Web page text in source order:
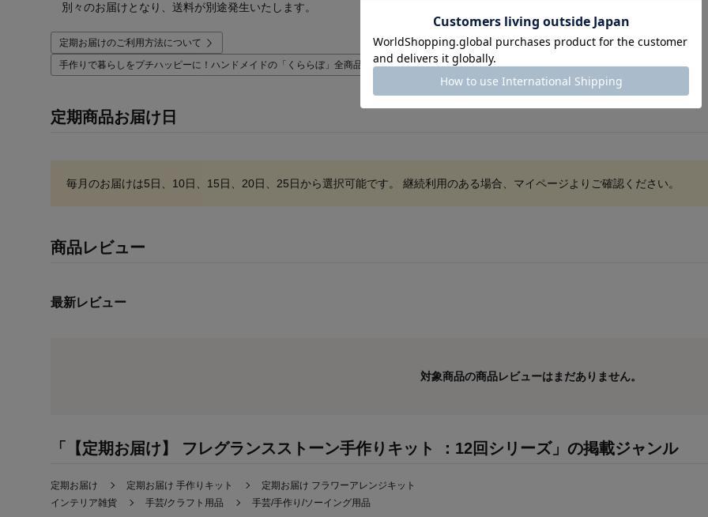
別々のお届けとなり、送料が別途発生いたします。
定期お届けのご利用方法について
手作りで暮らしをプチハッピーに！ハンドメイドの「くららぼ」全商品
定期商品お届け日
毎月のお届けは5日、10日、15日、20日、25日から選択可能です。 継続利用のある場合、マイページよりご確認ください。
商品レビュー
最新レビュー
対象商品の商品レビューはまだありません。
「【定期お届け】 フレグランスストーン手作りキット ：12回シリーズ」の掲載ジャンル
定期お届け 定期お届け 手作りキット
定期お届け フラワーアレンジキット
インテリア雑貨
手芸/クラフト用品 手芸/手作り/ソーイング用品